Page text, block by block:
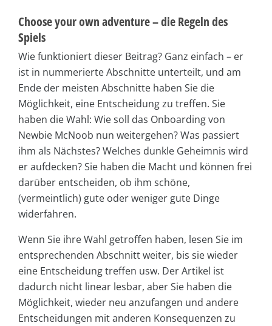
Choose your own adventure – die Regeln des
Spiels
Wie funktioniert dieser Beitrag? Ganz einfach – er
ist in nummerierte Abschnitte unterteilt, und am
Ende der meisten Abschnitte haben Sie die
Möglichkeit, eine Entscheidung zu treffen. Sie
haben die Wahl: Wie soll das Onboarding von
Newbie McNoob nun weitergehen? Was passiert
ihm als Nächstes? Welches dunkle Geheimnis wird
er aufdecken? Sie haben die Macht und können frei
darüber entscheiden, ob ihm schöne,
(vermeintlich) gute oder weniger gute Dinge
widerfahren.
Wenn Sie ihre Wahl getroffen haben, lesen Sie im
entsprechenden Abschnitt weiter, bis sie wieder
eine Entscheidung treffen usw. Der Artikel ist
dadurch nicht linear lesbar, aber Sie haben die
Möglichkeit, wieder neu anzufangen und andere
Entscheidungen mit anderen Konsequenzen zu